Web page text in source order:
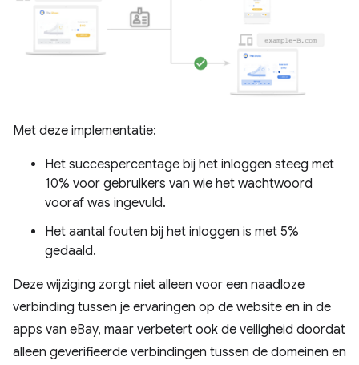
Met deze implementatie:
Het succespercentage bij het inloggen steeg met
10% voor gebruikers van wie het wachtwoord
vooraf was ingevuld.
Het aantal fouten bij het inloggen is met 5%
gedaald.
Deze wijziging zorgt niet alleen voor een naadloze
verbinding tussen je ervaringen op de website en in de
apps van eBay, maar verbetert ook de veiligheid doordat
alleen geverifieerde verbindingen tussen de domeinen en